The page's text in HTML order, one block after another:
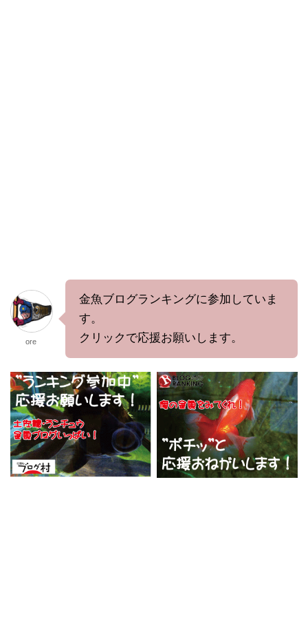
ore
金魚ブログランキングに参加していま
す。
クリックで応援お願いします。